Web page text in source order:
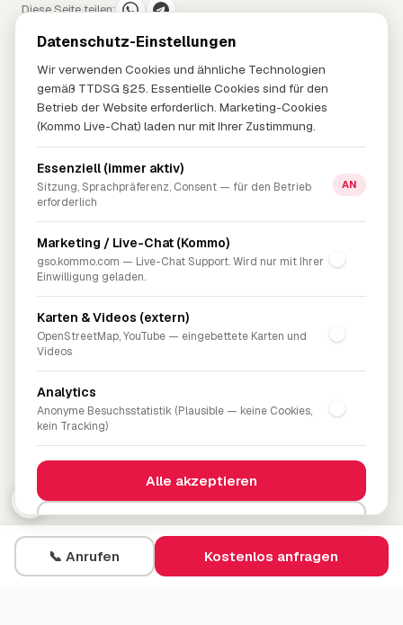
🍪
Datenschutz-Einstellungen
Wir verwenden Cookies und ähnliche Technologien
gemäß TTDSG §25. Essentielle Cookies sind für den
Betrieb der Website erforderlich. Marketing-Cookies
(Kommo Live-Chat) laden nur mit Ihrer Zustimmung.
Essenziell (immer aktiv)
Sitzung, Sprachpräferenz, Consent — für den Betrieb
erforderlich
AN
Marketing / Live-Chat (Kommo)
gso.kommo.com — Live-Chat Support. Wird nur mit Ihrer
Einwilligung geladen.
Karten & Videos (extern)
OpenStreetMap, YouTube — eingebettete Karten und
Videos
Analytics
Anonyme Besuchs­statistik (Plausible — keine Cookies,
kein Tracking)
Alle akzeptieren
Einstellungen speichern
📞 Anrufen Kostenlos anfragen
Diese Seite teilen:
Mobilfunk
Internet
Strom & Gas
Problem-Lösung
UNTERNEHMEN
Blog
FAQ
RECHTLICHES
Impressum
Datenschutz
AGB
Bestellung widerrufen
Bildnachweis
Cookie-Einstellungen
NETYO Consulting UG (haftungsbeschränkt) · Augustaanlage 67,
68165 Mannheim · HRB 754264 · USt-IdNr. DE457644097 ·